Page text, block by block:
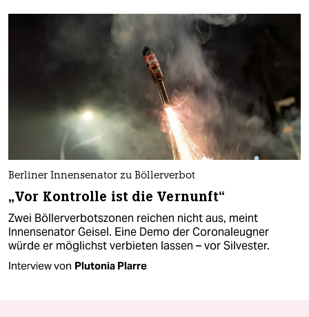
Berliner Innensenator zu Böllerverbot
„Vor Kontrolle ist die Vernunft“
Zwei Böllerverbotszonen reichen nicht aus, meint
Innensenator Geisel. Eine Demo der Coronaleugner
würde er möglichst verbieten lassen – vor Silvester.
Interview von Plutonia Plarre